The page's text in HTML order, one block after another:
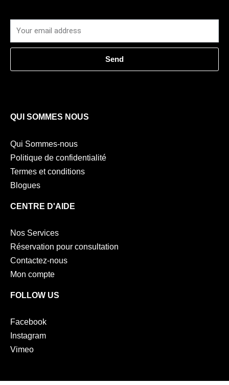
Send
QUI SOMMES NOUS
Qui Sommes-nous
Politique de confidentialité
Termes et conditions
Blogues
CENTRE D'AIDE
Nos Services
Réservation pour consultation
Contactez-nous
Mon compte
FOLLOW US
Facebook
Instagram
Vimeo